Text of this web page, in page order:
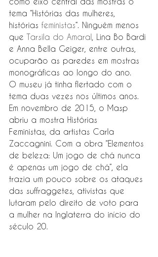
tema “Histórias das mulheres,
histórias feministas“. Ninguém menos
que Tarsila do Amaral
, Lina Bo Bardi
e Anna Bella Geiger, entre outras,
ocuparão as paredes em mostras
monográficas ao longo do ano.
O museu já tinha flertado com o
tema duas vezes nos últimos anos.
Em novembro de 2015, o Masp
abriu a mostra Histórias
Feministas, da artistas Carla
Zaccagnini. Com a obra “Elementos
de beleza: Um jogo de chá nunca
é apenas um jogo de chá”, ela
trazia um pouco sobre os ataques
das suffraggetes, ativistas que
lutaram pelo direito de voto para
a mulher na Inglaterra do início do
século 20.